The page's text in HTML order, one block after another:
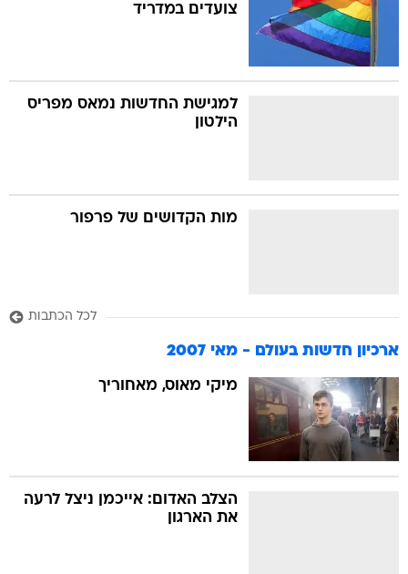
צועדים במדריד
למגישת החדשות נמאס מפריס
הילטון
מות הקדושים של פרפור
לכל הכתבות
ארכיון חדשות בעולם - מאי 2007
מיקי מאוס, מאחוריך
הצלב האדום: אייכמן ניצל לרעה
את הארגון